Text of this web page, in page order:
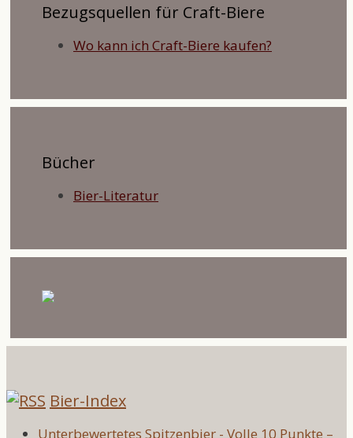
Bezugsquellen für Craft-Biere
Wo kann ich Craft-Biere kaufen?
Bücher
Bier-Literatur
Bier-Index
Unterbewertetes Spitzenbier - Volle 10 Punkte –